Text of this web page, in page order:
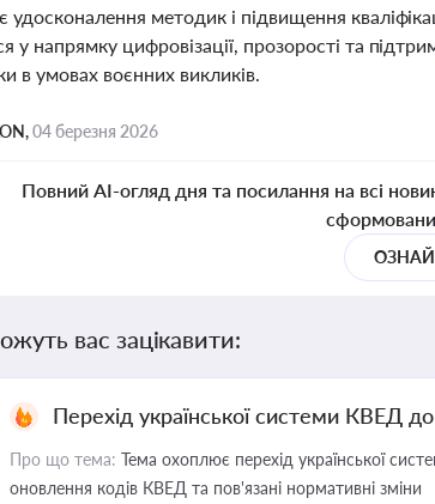
удосконалення методик і підвищення
у напрямку цифровізації, прозорості та
в умовах воєнних викликів.
04 березня 2026
Повний AI-огляд дня та посилання на всі
вас зацікавити:
Перехід української системи КВЕД
Про що тема: Тема охоплює перехід української
оновлення кодів КВЕД та пов'язані нормативні зміни